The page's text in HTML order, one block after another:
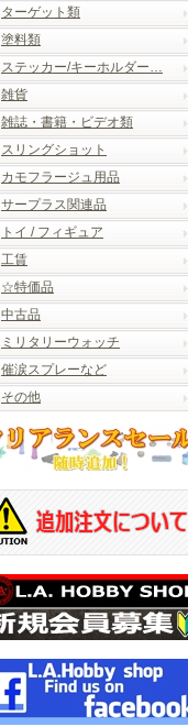
ターゲット類
塗料類
ステッカー/キーホルダー…
雑貨
雑誌・書籍・ビデオ類
スリングショット
カモフラージュ用品
サープラス関連品
トイ / フィギュア
工賃
☆特価品
中古品
ミリタリーウォッチ
催涙スプレーなど
その他